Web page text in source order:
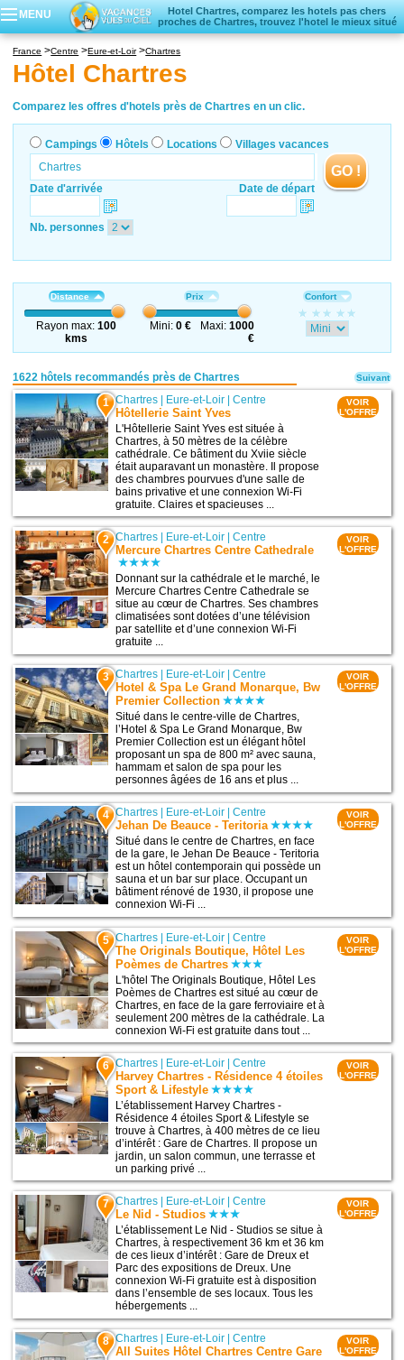
MENU
Hotel Chartres, comparez les hotels pas chers
proches de Chartres, trouvez l'hotel le mieux situé
Locations vacances
Villages vacances
France Centre Eure-et-Loir Chartres
Hôtel Chartres
Comparez les offres d'hotels près de Chartres en un clic.
Campings Hôtels Locations Villages vacances
Date d'arrivée Date de départ
GO !
Nb. personnes
Distance
Rayon max:100
kms
Prix
Mini: 0 € Maxi:1000
€
Confort
1622 hôtels recommandés près de Chartres
1 Chartres | Eure-et-Loir |Centre
Hôtellerie Saint Yves
L'Hôtellerie Saint Yves est située à
Chartres, à 50 mètres de la célèbre
cathédrale. Ce bâtiment du Xviie siècle
était auparavant un monastère. Il propose
des chambres pourvues d'une salle de
bains privative et une connexion Wi-Fi
gratuite. Claires et spacieuses ...
VOIR
L'OFFRE
2 Chartres Eure-et-Loir |Centre
Mercure Chartres Centre Cathedrale
Donnant sur la cathédrale et le marché, le
Mercure Chartres Centre Cathedrale se
situe au cœur de Chartres. Ses chambres
climatisées sont dotées d’une télévision
par satellite et d’une connexion Wi-Fi
gratuite ...
VOIR
L'OFFRE
3 Chartres Eure-et-Loir |Centre
Hotel & Spa Le Grand Monarque, Bw
Premier Collection
Situé dans le centre-ville de Chartres,
l’Hotel & Spa Le Grand Monarque, Bw
Premier Collection est un élégant hôtel
proposant un spa de 800 m² avec sauna,
hammam et salon de spa pour les
personnes âgées de 16 ans et plus ...
VOIR
L'OFFRE
4 Chartres Eure-et-Loir |Centre
Jehan De Beauce - Teritoria
Situé dans le centre de Chartres, en face
de la gare, le Jehan De Beauce - Teritoria
est un hôtel contemporain qui possède un
sauna et un bar sur place. Occupant un
bâtiment rénové de 1930, il propose une
connexion Wi-Fi ...
VOIR
L'OFFRE
5 Chartres | Eure-et-Loir |Centre
The Originals Boutique, Hôtel Les
Poèmes de Chartres
L'hôtel The Originals Boutique, Hôtel Les
Poèmes de Chartres est situé au cœur de
Chartres, en face de la gare ferroviaire et à
seulement 200 mètres de la cathédrale. La
connexion Wi-Fi est gratuite dans tout ...
VOIR
L'OFFRE
6 Chartres | Eure-et-Loir |Centre
Harvey Chartres - Résidence 4 étoiles
Sport & Lifestyle
L’établissement Harvey Chartres -
Résidence 4 étoiles Sport & Lifestyle se
trouve à Chartres, à 400 mètres de ce lieu
d’intérêt : Gare de Chartres. Il propose un
jardin, un salon commun, une terrasse et
un parking privé ...
VOIR
L'OFFRE
7 Chartres Eure-et-Loir |Centre
Le Nid - Studios
L’établissement Le Nid - Studios se situe à
Chartres, à respectivement 36 km et 36 km
de ces lieux d’intérêt : Gare de Dreux et
Parc des expositions de Dreux. Une
connexion Wi-Fi gratuite est à disposition
dans l’ensemble de ses locaux. Tous les
hébergements ...
VOIR
L'OFFRE
8 Chartres Eure-et-Loir |Centre
All Suites Hôtel Chartres Centre Gare
VOIR
L'OFFRE
Suivant